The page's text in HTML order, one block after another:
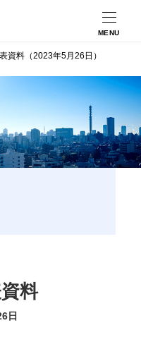
MENU
資料（2023年5月26日）
料
日